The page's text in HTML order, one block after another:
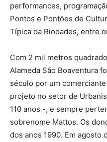
performances,
Pontos e Pontões de
Típica da Riodades, entre
Com 2 mil metros
Alameda São Boaventura
século por um
projeto no setor de
110 anos -, e sempre
sobrenome Mattos. Os
dos anos 1990. Em agosto